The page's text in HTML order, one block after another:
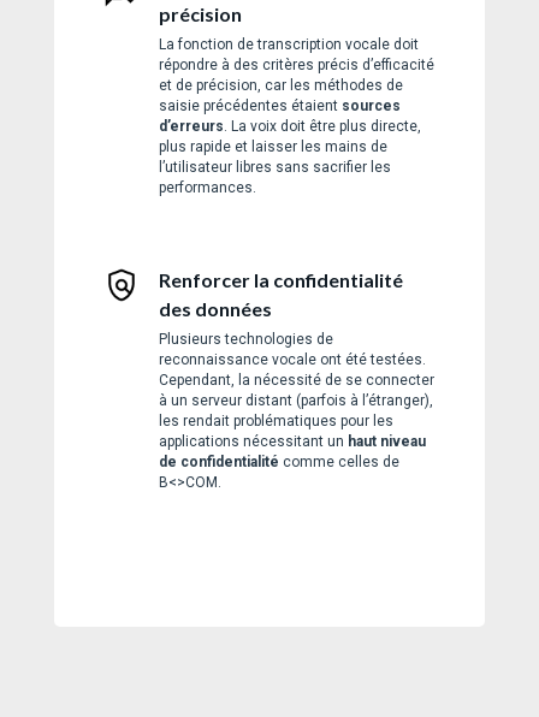
précision
La fonction de transcription vocale doit
répondre à des critères précis d’efficacité
et de précision, car les méthodes de
saisie précédentes étaient sources
d’erreurs. La voix doit être plus directe,
plus rapide et laisser les mains de
l’utilisateur libres sans sacrifier les
performances.
Renforcer la confidentialité
des données
Plusieurs technologies de
reconnaissance vocale ont été testées.
Cependant, la nécessité de se connecter
à un serveur distant (parfois à l’étranger),
les rendait problématiques pour les
applications nécessitant un haut niveau
de confidentialité comme celles de
B<>COM.